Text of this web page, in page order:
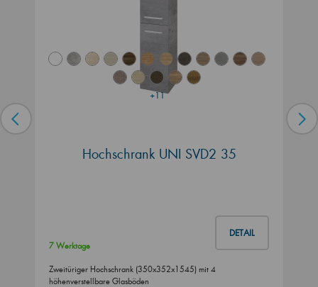
+11
Hochschrank UNI SVD2 35
DETAIL
7 Werktage
Zweitüriger Hochschrank (350x352x1545) mit 4
höhenverstellbare Glasböden